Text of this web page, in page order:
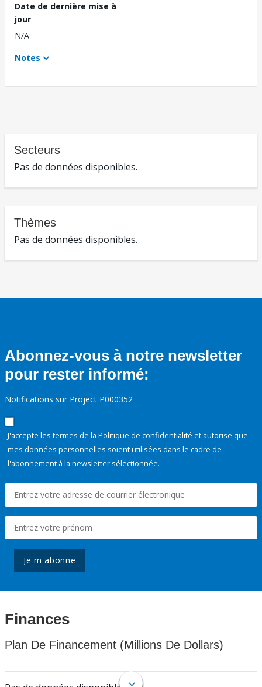
Date de dernière mise à
jour
N/A
Notes
Secteurs
Pas de données disponibles.
Thèmes
Pas de données disponibles.
Abonnez-vous à notre newsletter
pour rester informé:
Notifications sur Project P000352
J'accepte les termes de la Politique de confidentialité et autorise que
mes données personnelles soient utilisées dans le cadre de
l'abonnement à la newsletter sélectionnée.
Je m'abonne
Finances
Plan De Financement (Millions De Dollars)